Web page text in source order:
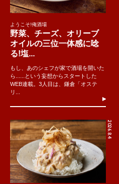
ようこそ!俺酒場
野菜、チーズ、オリーブ
オイルの三位一体感に唸
る!塩...
もし、あのシェフが家で酒場を開いた
ら......という妄想からスタートした
WEB連載。3人目は、鎌倉「オステ
リ...
2026.8.4